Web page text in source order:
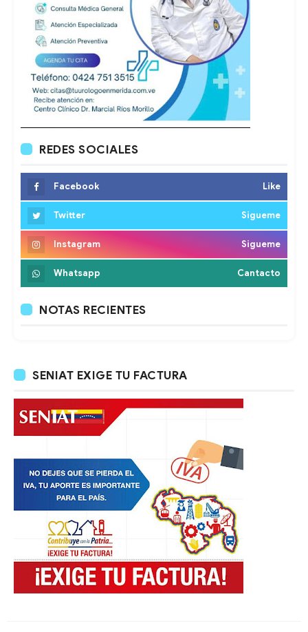
REDES SOCIALES
Facebook Like
Twitter Sigueme
Instagram Sigueme
Whatsapp Cantacto
NOTAS RECIENTES
SENIAT EXIGE TU FACTURA